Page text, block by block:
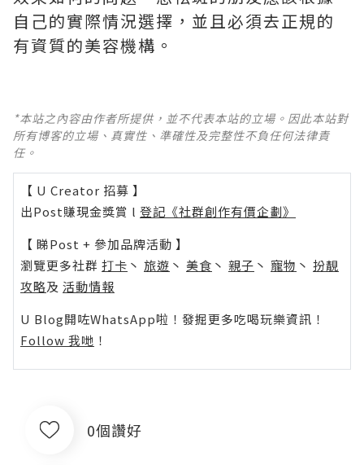
自己的實際情況選擇，並且必須去正規的
有資質的美容機構。
*本站之內容由作者所提供，並不代表本站的立場。因此本站對
所有博客的立場、真實性、準確性及完整性不負任何法律責
任。
【 U Creator 招募 】
出Post賺現金獎賞 l 登記《社群創作有價企劃》
【 睇Post + 參加品牌活動 】
瀏覽更多社群 打卡 丶 旅遊 丶 美食 丶 親子 丶 寵物 丶 扮靚
攻略及 活動情報
U Blog開咗WhatsApp啦！發掘更多吃喝玩樂資訊！
Follow 我哋 ！
0個讚好